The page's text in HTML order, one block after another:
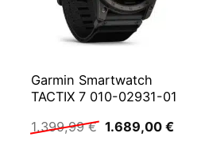
Garmin Smartwatch
TACTIX 7 010-02931-01
1.399,99€ Ursprünglicher
1.689,00 €